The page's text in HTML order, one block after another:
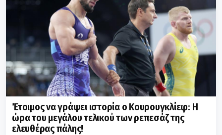
Έτοιμος να γράψει ιστορία ο Κουρουγκλίεφ: Η
ώρα του μεγάλου τελικού των ρεπεσάζ της
ελευθέρας πάλης!